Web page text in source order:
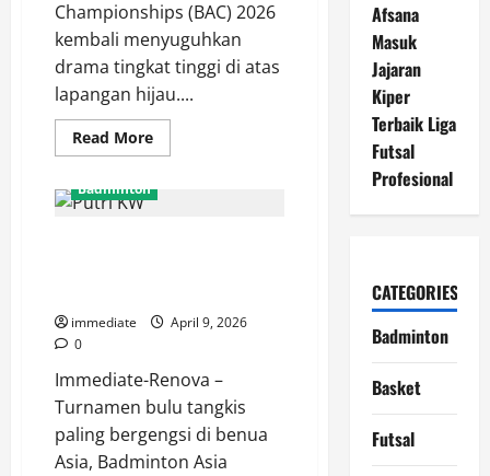
Championships (BAC) 2026
kembali menyuguhkan
drama tingkat tinggi di atas
lapangan hijau....
Read MoreRead
more
BAC
Unggulan
Pertama
Badminton
immediate
April 9, 2026
0
Immediate-Renova –
Turnamen bulu tangkis
paling bergengsi di benua
Asia, Badminton Asia
Afsana
Masuk
Jajaran
Kiper
Terbaik Liga
Futsal
Profesional
CATEGORIES
Badminton
Basket
Futsal